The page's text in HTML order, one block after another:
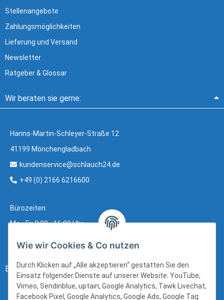
Stellenangebote
Zahlungsmöglichkeiten
Lieferung und Versand
Newsletter
Ratgeber & Glossar
Wir beraten sie gerne:
Hanns-Martin-Schleyer-Straße 12
41199 Mönchengladbach
kundenservice@schlauch24.de
+49 (0) 2166 6216600
Bürozeiten:
Mo - Fr: 8:00 - 16:00 Uhr
Bezahlung:
Wie wir Cookies & Co nutzen
Durch Klicken auf „Alle akzeptieren“ gestatten Sie den
Einsatz folgender Dienste auf unserer Website: YouTube,
Vimeo, Sendinblue, uptain, Google Analytics, Tawk Livechat,
Facebook Pixel, Google Analytics, Google Ads, Google Tag